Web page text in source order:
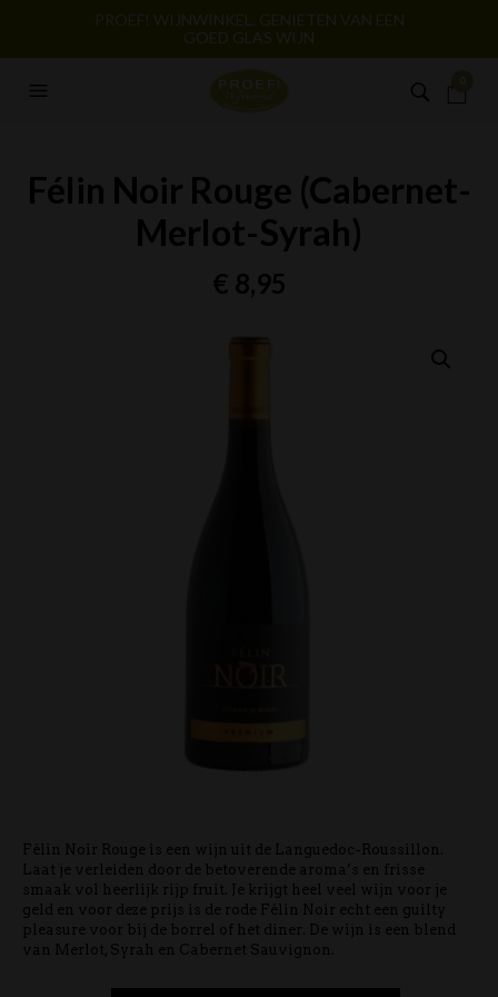
PROEF! WIJNWINKEL. GENIETEN VAN EEN
GOED GLAS WIJN
Félin Noir Rouge (Cabernet-
Merlot-Syrah)
€ 8,95
Félin Noir Rouge is een wijn uit de Languedoc-Roussillon.
Laat je verleiden door de betoverende aroma’s en frisse
smaak vol heerlijk rijp fruit. Je krijgt heel veel wijn voor je
geld en voor deze prijs is de rode Félin Noir echt een guilty
pleasure voor bij de borrel of het diner. De wijn is een blend
van Merlot, Syrah en Cabernet Sauvignon.